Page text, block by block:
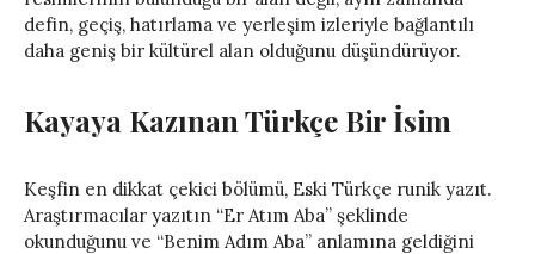
defin, geçiş, hatırlama ve yerleşim izleriyle bağlantılı
daha geniş bir kültürel alan olduğunu düşündürüyor.
Kayaya Kazınan Türkçe Bir İsim
Keşfin en dikkat çekici bölümü, Eski Türkçe runik yazıt.
Araştırmacılar yazıtın “Er Atım Aba” şeklinde
okunduğunu ve “Benim Adım Aba” anlamına geldiğini